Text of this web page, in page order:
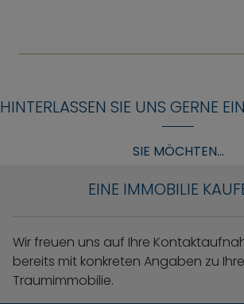
HINTERLASSEN SIE UNS GERNE
SIE MÖCHTEN...
EINE IMMOBILIE
Wir freuen uns auf Ihre
bereits mit konkreten Angaben zu
Traumimmobilie.